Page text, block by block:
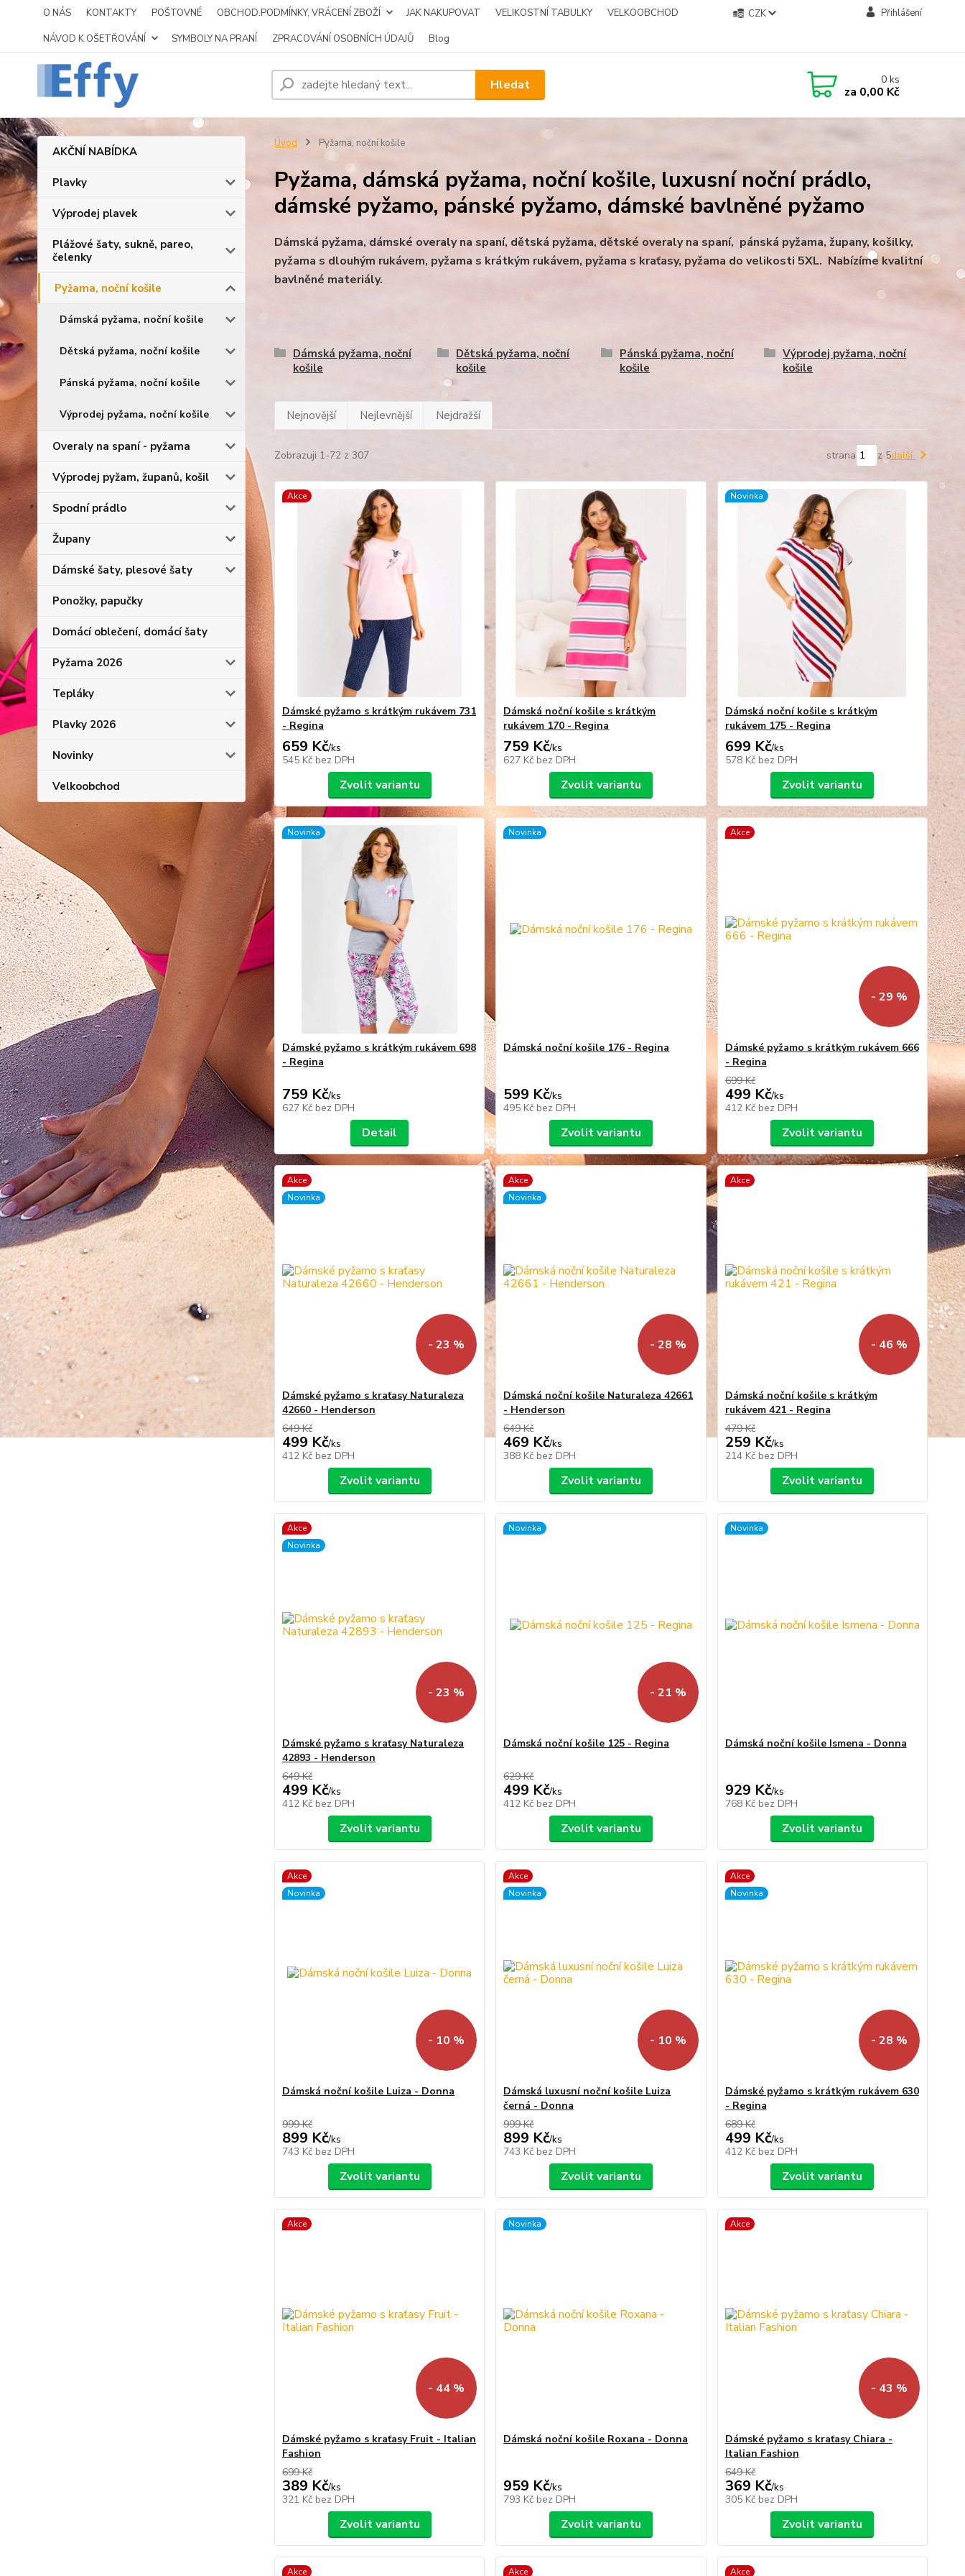
O NÁS KONTAKTY POŠTOVNÉ OBCHOD.PODMÍNKY, VRÁCENÍ ZBOŽÍ JAK NAKUPOVAT VELIKOSTNÍ TABULKY
VELKOOBCHOD
NÁVOD K OŠETŘOVÁNÍ
SYMBOLY NA PRANÍ ZPRACOVÁNÍ OSOBNÍCH ÚDAJŮ Blog
CZK Přihlášení
Hledat 0ks
za 0,00 Kč
AKČNÍ NABÍDKA
Plavky
Výprodej plavek
Plážové šaty, sukně, pareo,
čelenky
Pyžama, noční košile
Dámská pyžama, noční košile
Dětská pyžama, noční košile
Pánská pyžama, noční košile
Výprodej pyžama, noční košile
Overaly na spaní - pyžama
Výprodej pyžam, županů, košil
Spodní prádlo
Župany
Dámské šaty, plesové šaty
Ponožky, papučky
Domácí oblečení, domácí šaty
Pyžama 2026
Tepláky
Plavky 2026
Novinky
Velkoobchod
Úvod Pyžama, noční košile
Pyžama, dámská pyžama, noční košile, luxusní noční prádlo,
dámské pyžamo, pánské pyžamo, dámské bavlněné pyžamo
Dámská pyžama, dámské overaly na spaní, dětská pyžama, dětské overaly na spaní, pánská pyžama, župany, košilky,
pyžama s dlouhým rukávem, pyžama s krátkým rukávem, pyžama s kraťasy, pyžama do velikosti 5XL. Nabízíme kvalitní
bavlněné materiály.
Dámská pyžama, noční
košile
Dětská pyžama, noční
košile
Pánská pyžama, noční
košile
Výprodej pyžama, noční
košile
Nejnovější Nejlevnější Nejdražší
Zobrazuji 1-72 z 307 strana z 5další
Akce
Dámské pyžamo s krátkým rukávem 731
- Regina
659 Kč/ks
545 Kč bez DPH
Zvolit variantu
Dámská noční košile s krátkým
rukávem 170 - Regina
759 Kč/ks
627 Kč bez DPH
Zvolit variantu
Novinka
Dámská noční košile s krátkým
rukávem 175 - Regina
699 Kč/ks
578 Kč bez DPH
Zvolit variantu
Novinka
Dámské pyžamo s krátkým rukávem 698
- Regina
759 Kč/ks
627 Kč bez DPH
Detail
Novinka
Dámská noční košile 176 - Regina
599 Kč/ks
495 Kč bez DPH
Zvolit variantu
Akce
- 29 %
Dámské pyžamo s krátkým rukávem 666
- Regina
699 Kč
499 Kč/ks
412 Kč bez DPH
Zvolit variantu
Akce
Novinka
- 23 %
Dámské pyžamo s kraťasy Naturaleza
42660 - Henderson
649 Kč
499 Kč/ks
412 Kč bez DPH
Zvolit variantu
Akce
Novinka
- 28 %
Dámská noční košile Naturaleza 42661
- Henderson
649 Kč
469 Kč/ks
388 Kč bez DPH
Zvolit variantu
Akce
- 46 %
Dámská noční košile s krátkým
rukávem 421 - Regina
479 Kč
259 Kč/ks
214 Kč bez DPH
Zvolit variantu
Akce
Novinka
- 23 %
Dámské pyžamo s kraťasy Naturaleza
42893 - Henderson
649 Kč
499 Kč/ks
412 Kč bez DPH
Zvolit variantu
Novinka
- 21 %
Dámská noční košile 125 - Regina
629 Kč
499 Kč/ks
412 Kč bez DPH
Zvolit variantu
Novinka
Dámská noční košile Ismena - Donna
929 Kč/ks
768 Kč bez DPH
Zvolit variantu
Akce
Novinka
- 10 %
Dámská noční košile Luiza - Donna
999 Kč
899 Kč/ks
743 Kč bez DPH
Zvolit variantu
Akce
Novinka
- 10 %
Dámská luxusní noční košile Luiza
černá - Donna
999 Kč
899 Kč/ks
743 Kč bez DPH
Zvolit variantu
Akce
Novinka
- 28 %
Dámské pyžamo s krátkým rukávem 630
- Regina
689 Kč
499 Kč/ks
412 Kč bez DPH
Zvolit variantu
Akce
- 44 %
Dámské pyžamo s kraťasy Fruit - Italian
Fashion
699 Kč
389 Kč/ks
321 Kč bez DPH
Zvolit variantu
Novinka
Dámská noční košile Roxana - Donna
959 Kč/ks
793 Kč bez DPH
Zvolit variantu
Akce
- 43 %
Dámské pyžamo s kraťasy Chiara -
Italian Fashion
649 Kč
369 Kč/ks
305 Kč bez DPH
Zvolit variantu
Akce Akce Akce